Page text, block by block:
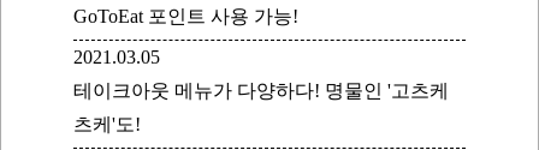
GoToEat 포인트 사용 가능!
2021.03.05
테이크아웃 메뉴가 다양하다! 명물인 '고츠케
츠케'도!